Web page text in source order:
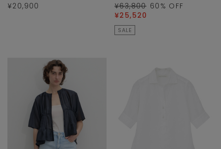
¥20,900 ¥63,800 60 % OFF
¥25,520
SALE